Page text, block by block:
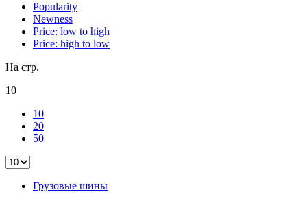
Popularity
Newness
Price: low to high
Price: high to low
На стр.
10
10
20
50
Грузовые шины